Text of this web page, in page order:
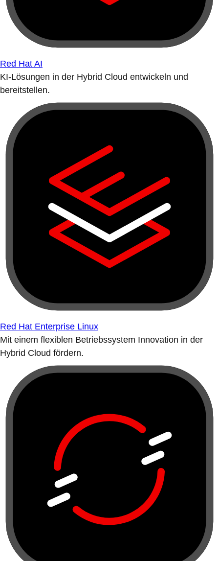
Red Hat AI
KI-Lösungen in der Hybrid Cloud entwickeln und
bereitstellen.
Red Hat Enterprise Linux
Mit einem flexiblen Betriebssystem Innovation in der
Hybrid Cloud fördern.